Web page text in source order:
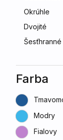
Okrúhle
Dvojité
Šesťhranné
Farba
Modry
Fialovy